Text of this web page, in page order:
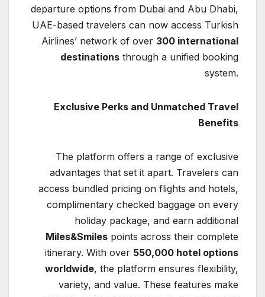
departure options from Dubai and Abu Dhabi,
UAE-based travelers can now access Turkish
Airlines’ network of over 300 international
destinations through a unified booking
system.
Exclusive Perks and Unmatched Travel
Benefits
The platform offers a range of exclusive
advantages that set it apart. Travelers can
access bundled pricing on flights and hotels,
complimentary checked baggage on every
holiday package, and earn additional
Miles&Smiles points across their complete
itinerary. With over 550,000 hotel options
worldwide, the platform ensures flexibility,
variety, and value. These features make